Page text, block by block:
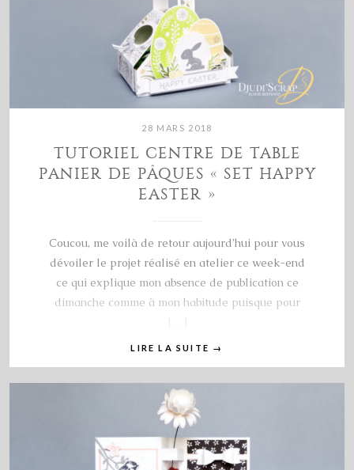
28 MARS 2018
TUTORIEL CENTRE DE TABLE
PANIER DE PÂQUES « SET HAPPY
EASTER »
Coucou, me voilà de retour aujourd’hui pour vous
dévoiler le projet réalisé en atelier ce week-end
ce qui explique mon absence de publication ce
dimanche comme à mon habitude puisque pour
[…]
LIRE LA SUITE →